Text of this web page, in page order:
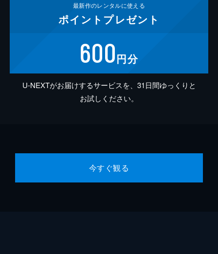
最新作のレンタルに使える
ポイント プレゼント
600円分
U-NEXTがお届けするサービスを、31日間ゆっくりと
お試しください。
今すぐ観る